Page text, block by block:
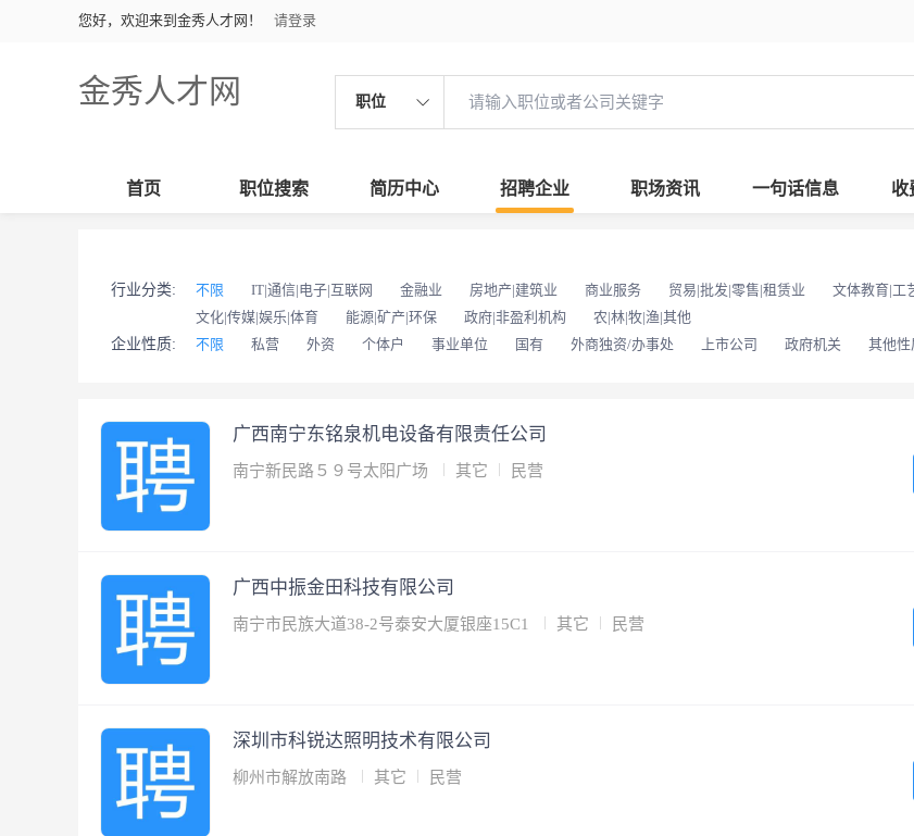
您好，欢迎来到金秀人才网！ 请登录
金秀人才网 职位
首页 职位搜索 简历中心 招聘企业 职场资讯 一句话信息 收
行业分类: 不限 IT|通信|电子|互联网 金融业 房地产|建筑业 商业服务 贸易|批发|零售|租赁业 文体教育|工
文化|传媒|娱乐|体育
能源|矿产|环保 政府|非盈利机构
农|林|牧|渔|其他
企业性质:
不限 私营 外资 个体户 事业单位 国有 外商独资/办事处 上市公司 政府机关 其他性
广西南宁东铭泉机电设备有限责任公司
南宁新民路５９号太阳广场 其它 民营
广西中振金田科技有限公司
南宁市民族大道38-2号泰安大厦银座15C1 其它 民营
深圳市科锐达照明技术有限公司
柳州市解放南路 其它 民营